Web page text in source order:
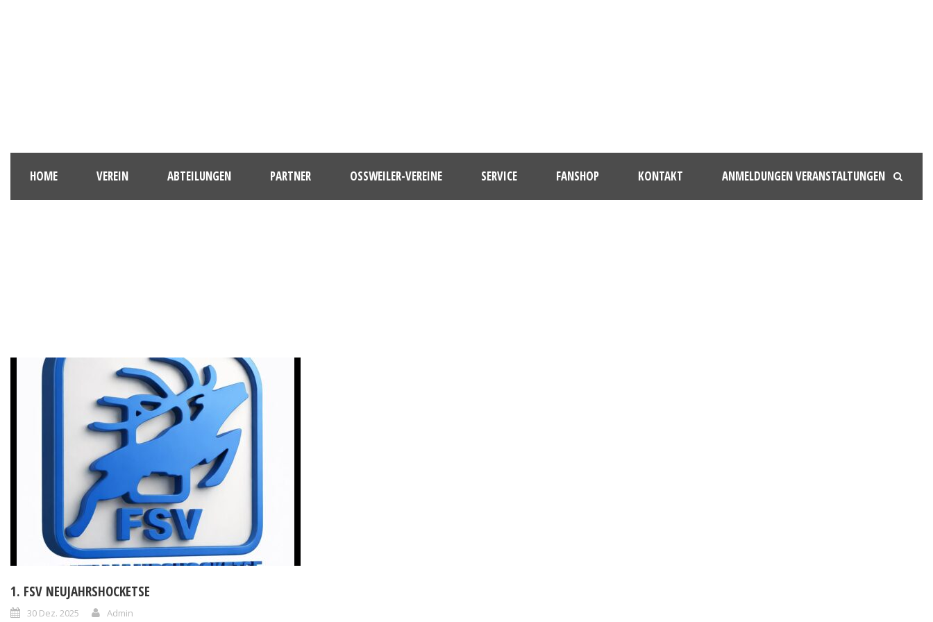
HOME VEREIN ABTEILUNGEN PARTNER OSSWEILER-VEREINE SERVICE FANSHOP KONTAKT ANMELDUNGEN VERANSTALTUNGEN
1. FSV NEUJAHRSHOCKETSE
30 Dez. 2025 Admin